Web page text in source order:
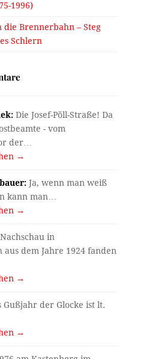
1996)
Brennerbahn – Steg
Schlern
Die Josef-Pöll-Straße! Da
- vom
der…
→
Ja, wenn man weiß
kann man…
→
in
aus dem Jahre 1924 fanden
→
Gußjahr der Glocke ist lt.
→